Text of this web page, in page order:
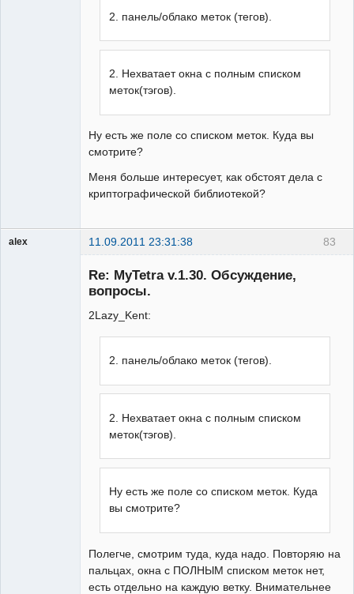
2. панель/облако меток (тегов).
2. Нехватает окна с полным списком
меток(тэгов).
Ну есть же поле со списком меток. Куда вы
смотрите?
Меня больше интересует, как обстоят дела с
криптографической библиотекой?
83
alex 11.09.2011 23:31:38
Re: MyTetra v.1.30. Обсуждение,
вопросы.
2Lazy_Kent:
2. панель/облако меток (тегов).
2. Нехватает окна с полным списком
меток(тэгов).
Ну есть же поле со списком меток. Куда
вы смотрите?
Полегче, смотрим туда, куда надо. Повторяю на
пальцах, окна с ПОЛНЫМ списком меток нет,
есть отдельно на каждую ветку. Внимательнее